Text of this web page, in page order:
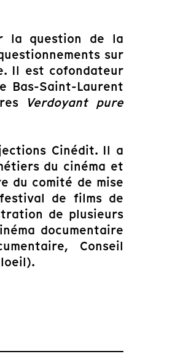
la question de la
sur
Il est cofondateur
Bas-Saint-Laurent
Verdoyant pure
Cinédit. Il a
du cinéma et
du comité de mise
de films de
de plusieurs
documentaire
Conseil